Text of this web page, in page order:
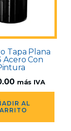
Tapa Plana
Acero Con
más IVA
AL